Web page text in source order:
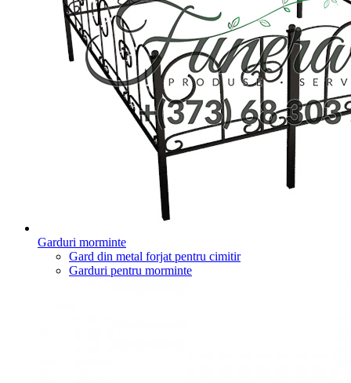
Garduri morminte
Gard din metal forjat pentru cimitir
Garduri pentru morminte